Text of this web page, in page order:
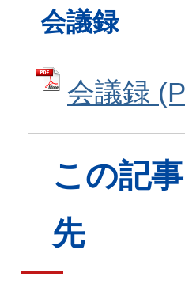
会議録
会議録
この記
先